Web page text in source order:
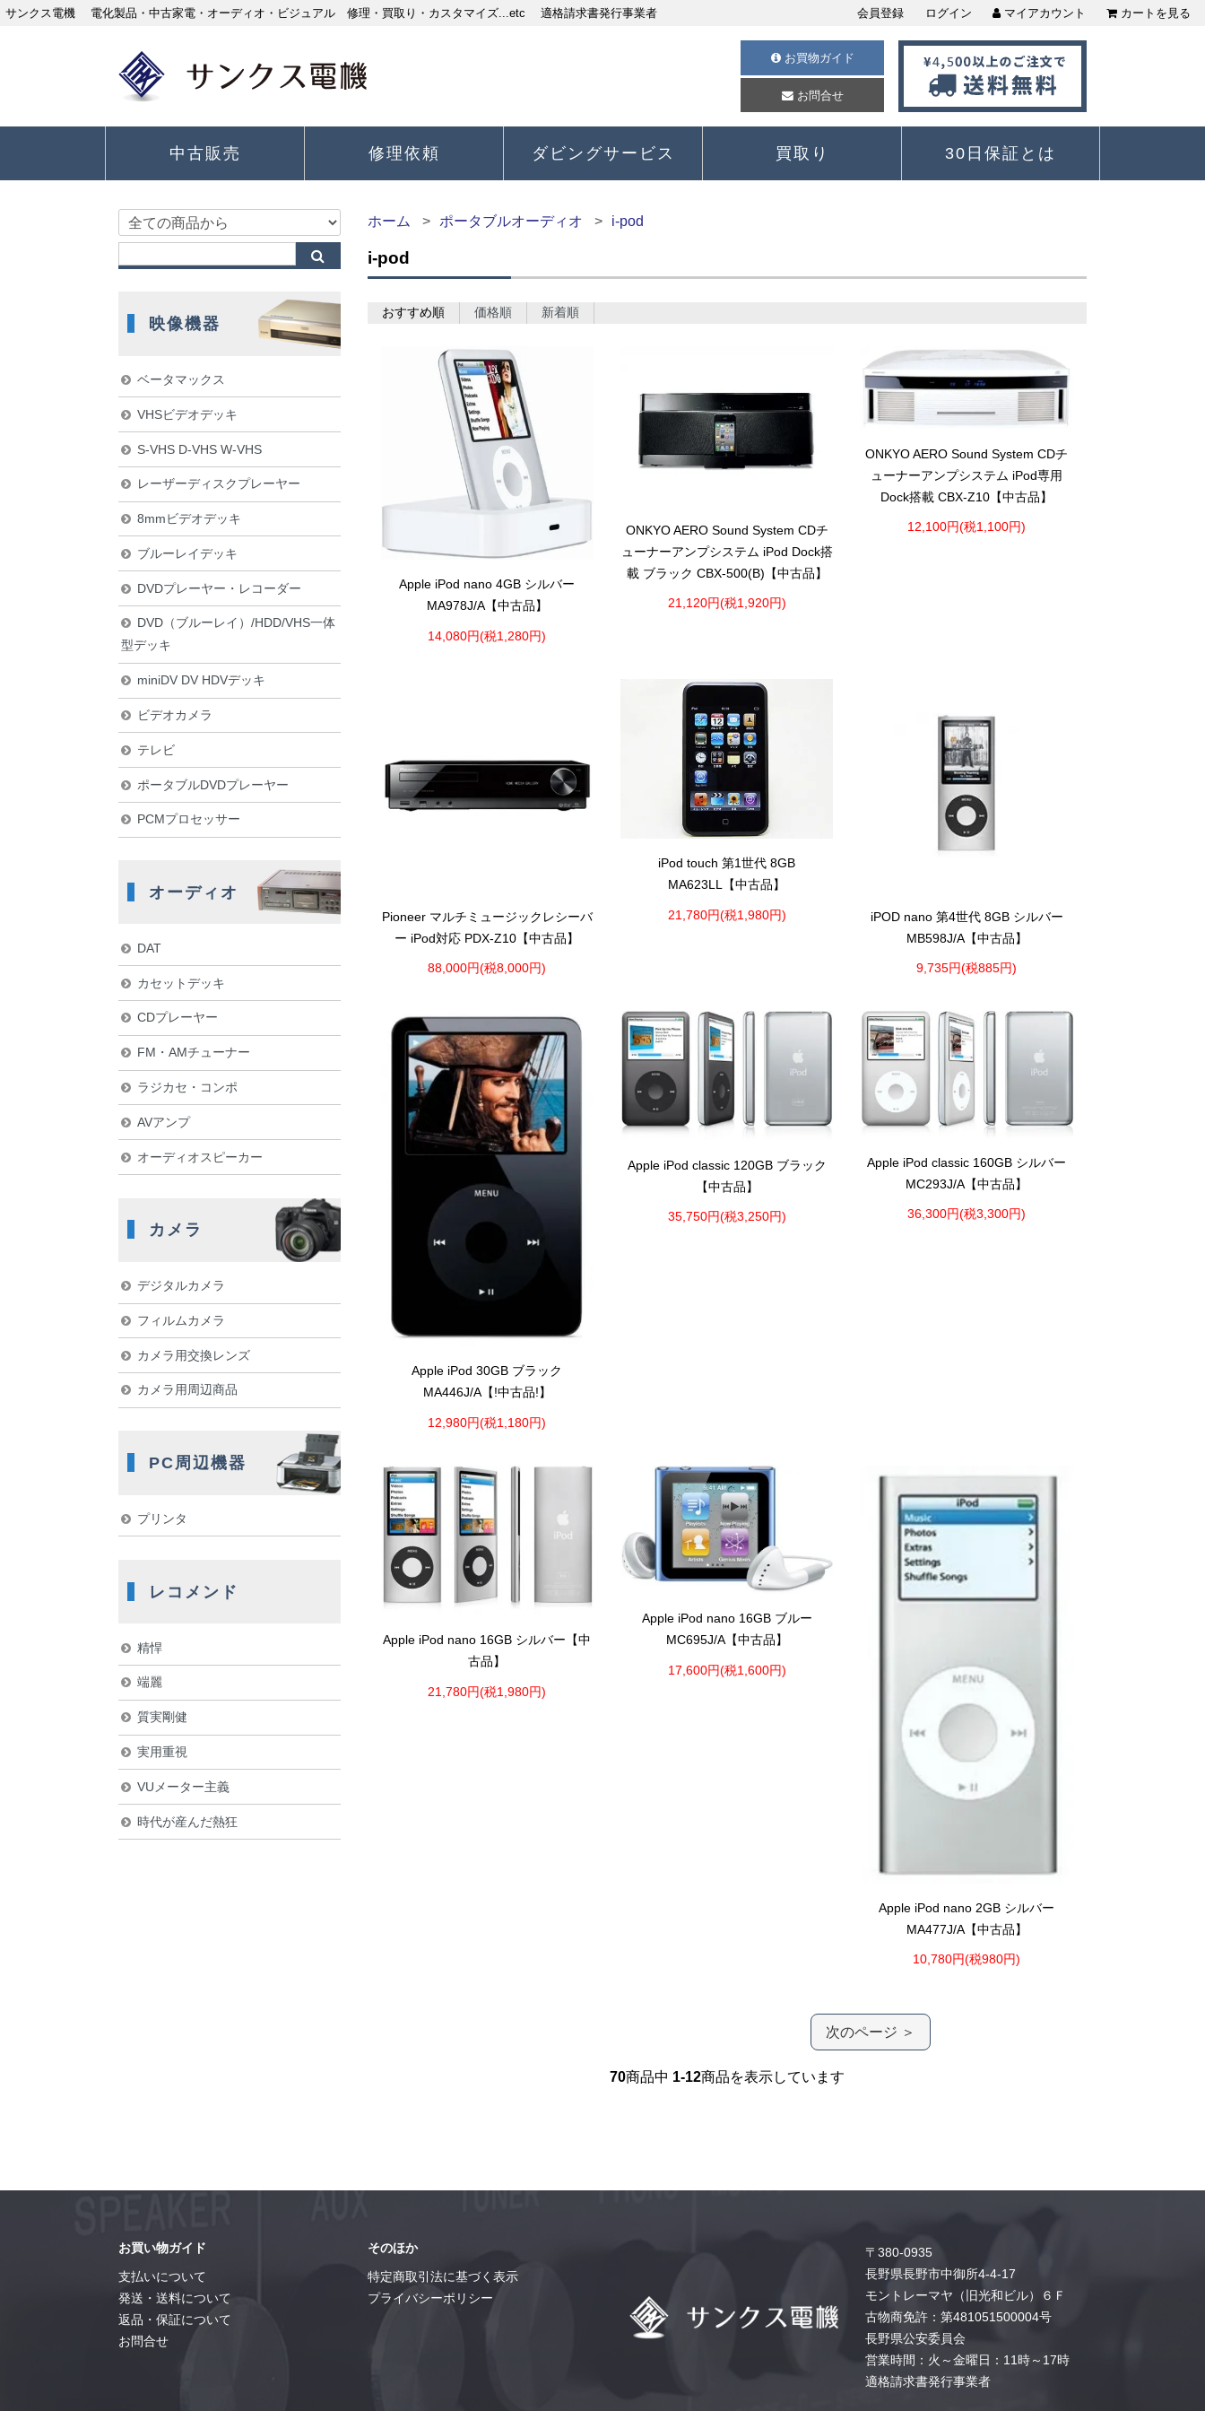
サンクス電機 電化製品・中古家電・オーディオ・ビジュアル 修理・買取り・カスタマイズ...etc 適格請求書発行事業者 会員登録 ログイン マイアカウント カートを見る
お買物ガイド
お問合せ
中古販売 修理依頼 ダビングサービス 買取り 30日保証とは
ホーム ポータブルオーディオ i-pod
i-pod
おすすめ順 価格順 新着順
Apple iPod nano 4GB シルバー
MA978J/A【中古品】
14,080円(税1,280円)
ONKYO AERO Sound System CDチ
ューナーアンプシステム iPod Dock搭
載 ブラック CBX-500(B)【中古品】
21,120円(税1,920円)
ONKYO AERO Sound System CDチ
ューナーアンプシステム iPod専用
Dock搭載 CBX-Z10【中古品】
12,100円(税1,100円)
Pioneer マルチミュージックレシーバ
ー iPod対応 PDX-Z10【中古品】
88,000円(税8,000円)
iPod touch 第1世代 8GB
MA623LL【中古品】
21,780円(税1,980円)
iPOD nano 第4世代 8GB シルバー
MB598J/A【中古品】
9,735円(税885円)
Apple iPod 30GB ブラック
MA446J/A【!中古品!】
12,980円(税1,180円)
Apple iPod classic 120GB ブラック
【中古品】
35,750円(税3,250円)
Apple iPod classic 160GB シルバー
MC293J/A【中古品】
36,300円(税3,300円)
Apple iPod nano 16GB シルバー【中
古品】
21,780円(税1,980円)
Apple iPod nano 16GB ブルー
MC695J/A【中古品】
17,600円(税1,600円)
Apple iPod nano 2GB シルバー
MA477J/A【中古品】
10,780円(税980円)
次のページ ＞
70商品中 1-12商品を表示しています
映像機器
ベータマックス
VHSビデオデッキ
S-VHS D-VHS W-VHS
レーザーディスクプレーヤー
8mmビデオデッキ
ブルーレイデッキ
DVDプレーヤー・レコーダー
DVD（ブルーレイ）/HDD/VHS一体
型デッキ
miniDV DV HDVデッキ
ビデオカメラ
テレビ
ポータブルDVDプレーヤー
PCMプロセッサー
オーディオ
DAT
カセットデッキ
CDプレーヤー
FM・AMチューナー
ラジカセ・コンポ
AVアンプ
オーディオスピーカー
カメラ
デジタルカメラ
フィルムカメラ
カメラ用交換レンズ
カメラ用周辺商品
PC周辺機器
プリンタ
レコメンド
精悍
端麗
質実剛健
実用重視
VUメーター主義
時代が産んだ熱狂
お買い物ガイド
支払いについて
発送・送料について
返品・保証について
お問合せ
そのほか
特定商取引法に基づく表示
プライバシーポリシー
〒380-0935
長野県長野市中御所4-4-17
モントレーマヤ（旧光和ビル）６Ｆ
古物商免許：第481051500004号
長野県公安委員会
営業時間：火～金曜日：11時～17時
適格請求書発行事業者